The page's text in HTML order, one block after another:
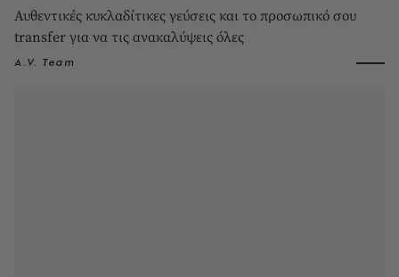
Αυθεντικές κυκλαδίτικες γεύσεις και το προσωπικό σου
transfer για να τις ανακαλύψεις όλες
A.V. Team